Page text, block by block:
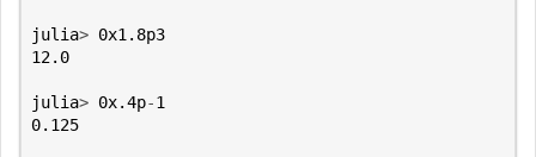
julia> 0x1.8p3
12.0
julia> 0x.4p-1
0.125